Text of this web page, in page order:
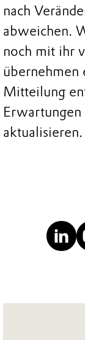
nach
abweichen.
noch mit ihr
übernehmen
Mitteilung
Erwartungen
aktualisieren.